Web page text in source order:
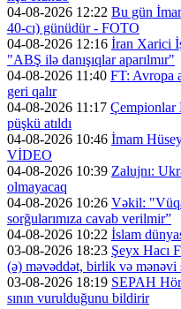
04-08-2026 12:22 Bu gün
40-cı) günüdür - FOTO
04-08-2026 12:16 İran Xarici
"ABŞ ilə danışıqlar aparılmır"
04-08-2026 11:40 FT: Avropa
geri qalır
04-08-2026 11:17 Çempionlar
püşkü atıldı
04-08-2026 10:46 İmam
VİDEO
04-08-2026 10:39 Zalujnı:
olmayacaq
04-08-2026 10:26 Vəkil:
sorğularımıza cavab verilmir”
04-08-2026 10:22 İslam
03-08-2026 18:23 Şeyx Hacı
(ə) məvəddət, birlik və mənəvi
03-08-2026 18:19 SEPAH
sının vurulduğunu bildirir